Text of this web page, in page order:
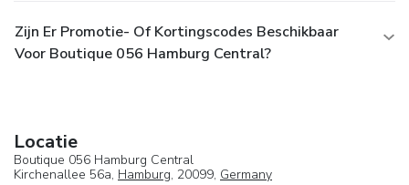
Zijn Er Promotie- Of Kortingscodes Beschikbaar
Voor Boutique 056 Hamburg Central?
Locatie
Boutique 056 Hamburg Central
Kirchenallee 56a, Hamburg, 20099, Germany